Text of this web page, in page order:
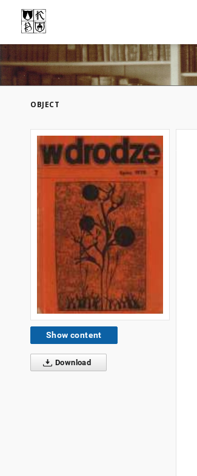
OBJECT
Show content
Download